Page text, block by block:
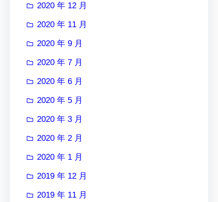
2020 年 12 月
2020 年 11 月
2020 年 9 月
2020 年 7 月
2020 年 6 月
2020 年 5 月
2020 年 3 月
2020 年 2 月
2020 年 1 月
2019 年 12 月
2019 年 11 月